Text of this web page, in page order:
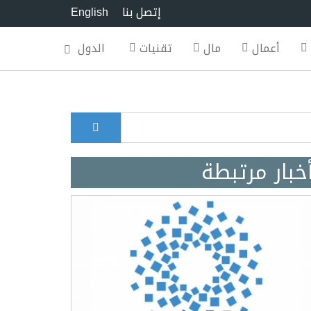
English
إتصل بنا
أعمال
مال تقنيات الدول
Search
مرتبطة